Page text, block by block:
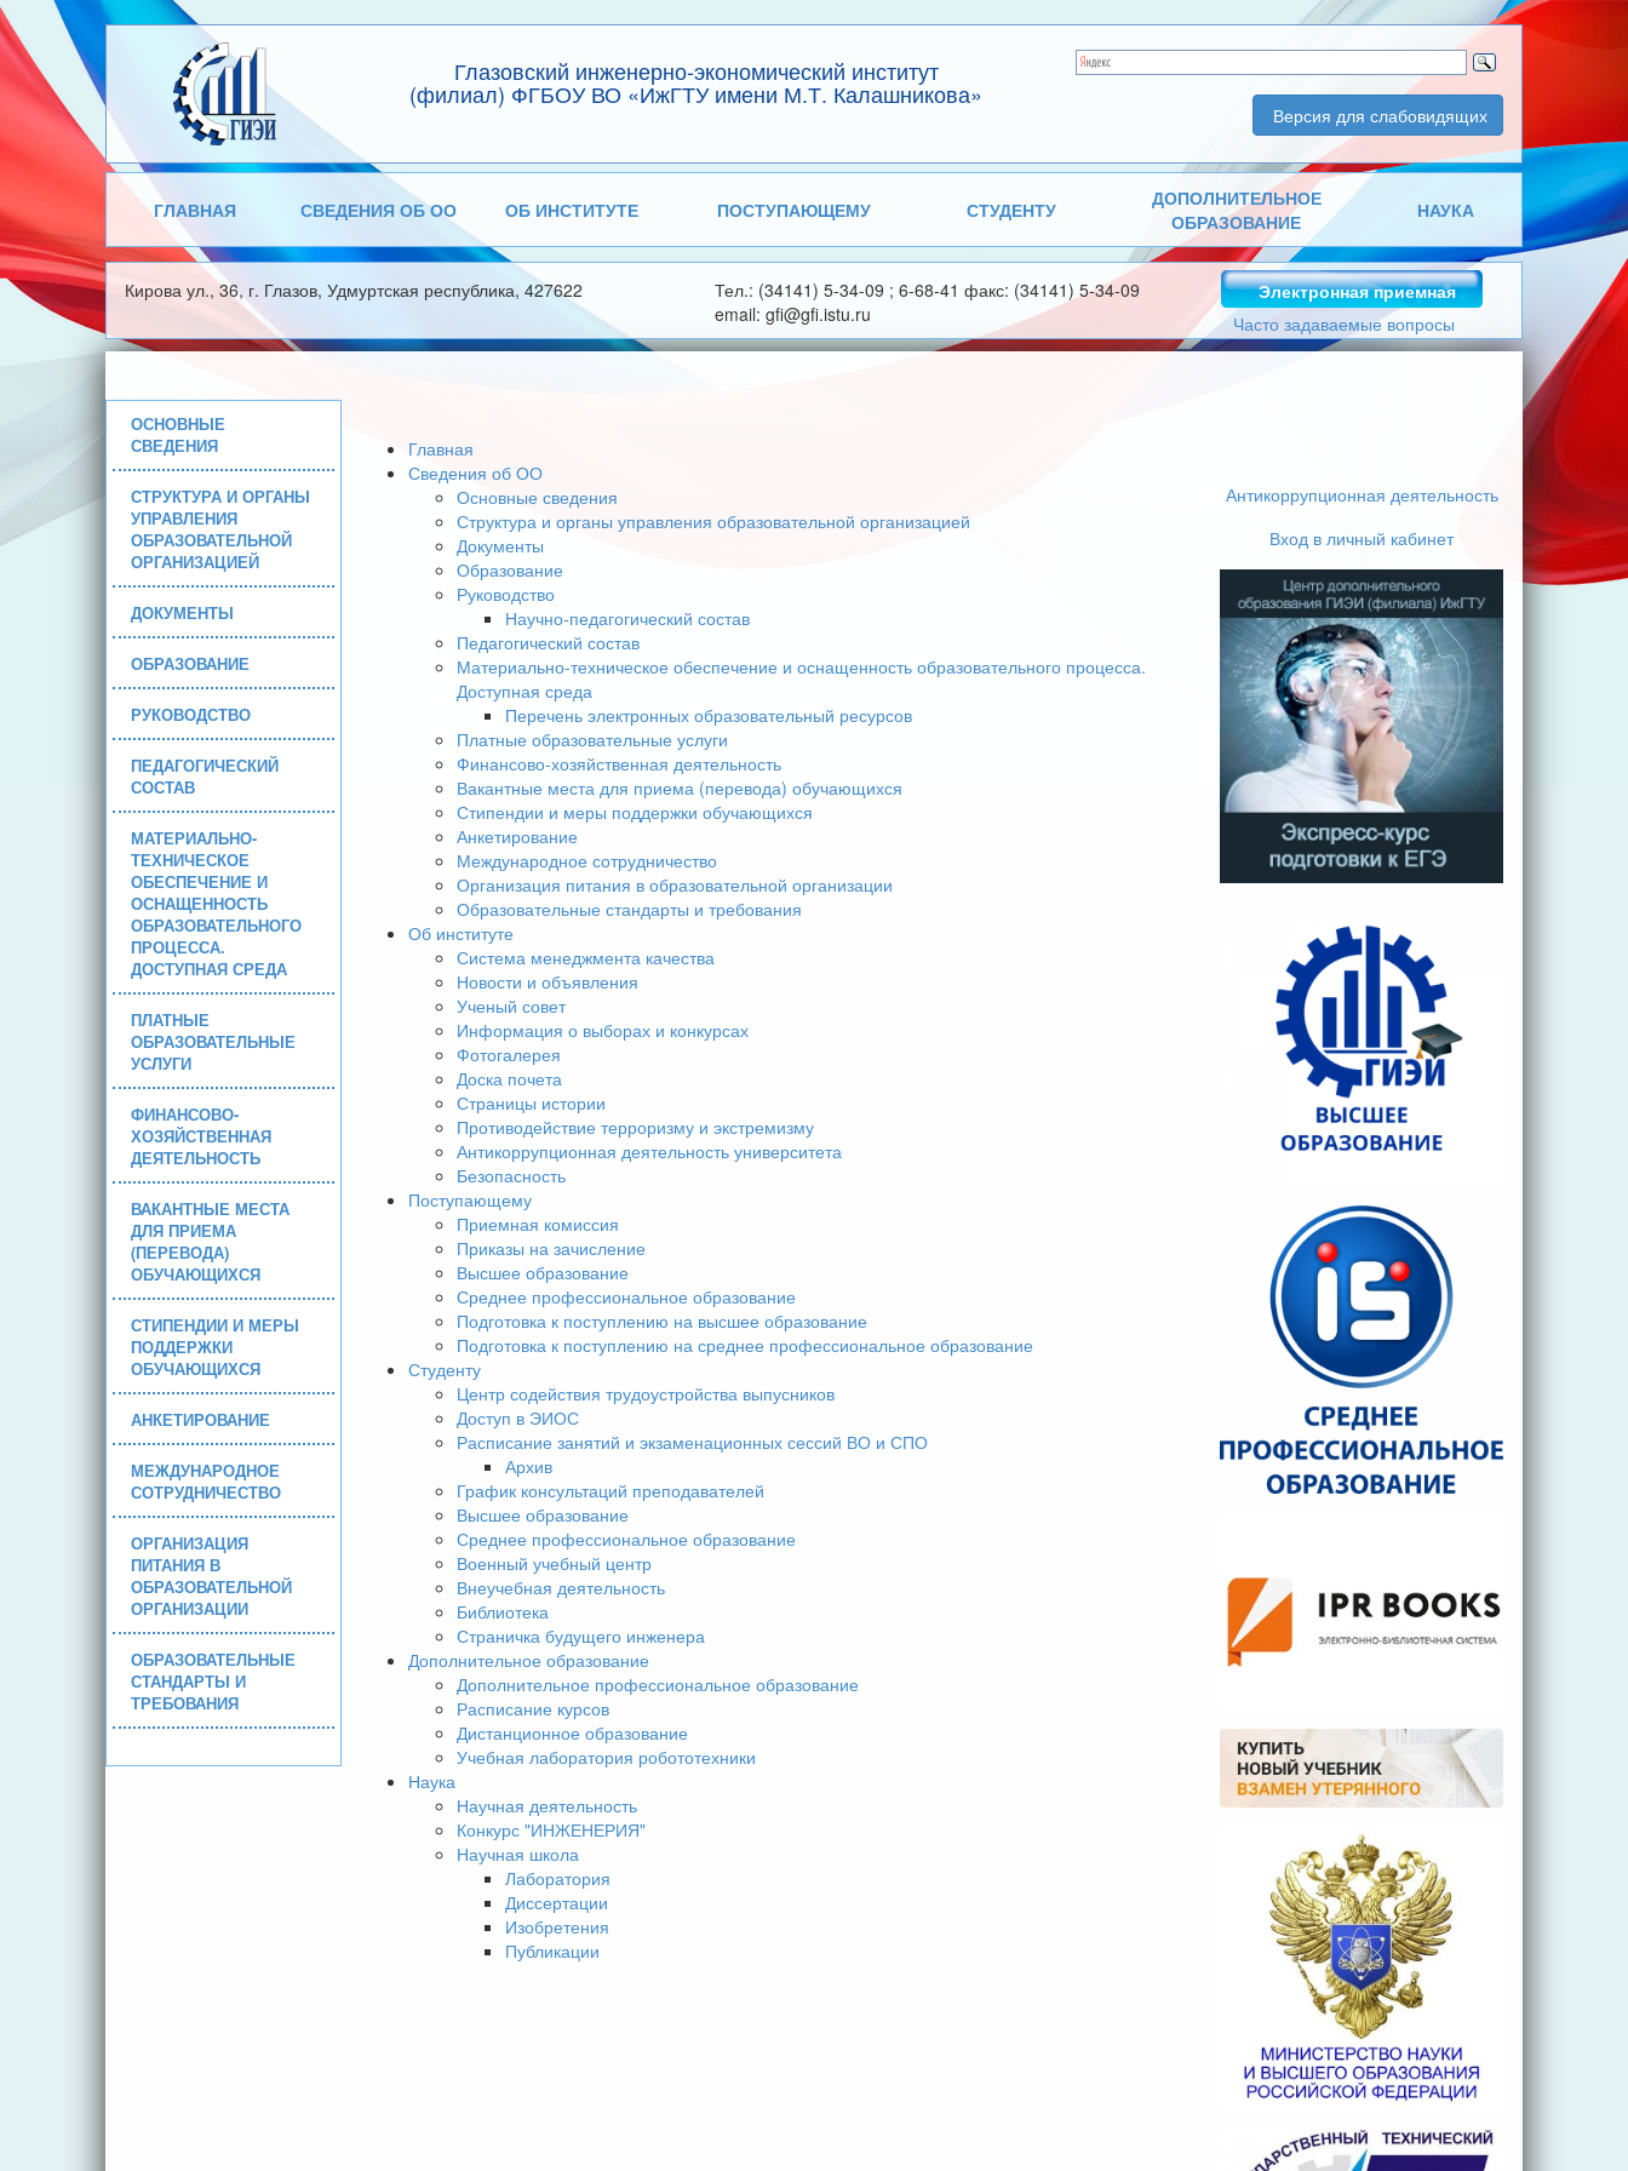
Глазовский инженерно-экономический институт
(филиал) ФГБОУ ВО «ИжГТУ имени М.Т. Калашникова»
Версия для слабовидящих
ГЛАВНАЯ СВЕДЕНИЯ ОБ ОО ОБ ИНСТИТУТЕ ПОСТУПАЮЩЕМУ СТУДЕНТУ
ДОПОЛНИТЕЛЬНОЕ
ОБРАЗОВАНИЕ
НАУКА
Кирова ул., 36, г. Глазов, Удмуртская республика, 427622
Тел.: (34141) 5-34-09 ; 6-68-41 факс: (34141) 5-34-09
email: gfi@gfi.istu.ru
Электронная приемная
Часто задаваемые вопросы
ОСНОВНЫЕ
СВЕДЕНИЯ
СТРУКТУРА И ОРГАНЫ
УПРАВЛЕНИЯ
ОБРАЗОВАТЕЛЬНОЙ
ОРГАНИЗАЦИЕЙ
ДОКУМЕНТЫ
ОБРАЗОВАНИЕ
РУКОВОДСТВО
ПЕДАГОГИЧЕСКИЙ
СОСТАВ
МАТЕРИАЛЬНО-
ТЕХНИЧЕСКОЕ
ОБЕСПЕЧЕНИЕ И
ОСНАЩЕННОСТЬ
ОБРАЗОВАТЕЛЬНОГО
ПРОЦЕССА.
ДОСТУПНАЯ СРЕДА
ПЛАТНЫЕ
ОБРАЗОВАТЕЛЬНЫЕ
УСЛУГИ
ФИНАНСОВО-
ХОЗЯЙСТВЕННАЯ
ДЕЯТЕЛЬНОСТЬ
ВАКАНТНЫЕ МЕСТА
ДЛЯ ПРИЕМА
(ПЕРЕВОДА)
ОБУЧАЮЩИХСЯ
СТИПЕНДИИ И МЕРЫ
ПОДДЕРЖКИ
ОБУЧАЮЩИХСЯ
АНКЕТИРОВАНИЕ
МЕЖДУНАРОДНОЕ
СОТРУДНИЧЕСТВО
ОРГАНИЗАЦИЯ
ПИТАНИЯ В
ОБРАЗОВАТЕЛЬНОЙ
ОРГАНИЗАЦИИ
ОБРАЗОВАТЕЛЬНЫЕ
СТАНДАРТЫ И
ТРЕБОВАНИЯ
Главная
Сведения об ОО
Основные сведения
Структура и органы управления образовательной организацией
Документы
Образование
Руководство
Научно-педагогический состав
Педагогический состав
Материально-техническое обеспечение и оснащенность образовательного процесса.
Доступная среда
Перечень электронных образовательный ресурсов
Платные образовательные услуги
Финансово-хозяйственная деятельность
Вакантные места для приема (перевода) обучающихся
Стипендии и меры поддержки обучающихся
Анкетирование
Международное сотрудничество
Организация питания в образовательной организации
Образовательные стандарты и требования
Об институте
Система менеджмента качества
Новости и объявления
Ученый совет
Информация о выборах и конкурсах
Фотогалерея
Доска почета
Страницы истории
Противодействие терроризму и экстремизму
Антикоррупционная деятельность университета
Безопасность
Поступающему
Приемная комиссия
Приказы на зачисление
Высшее образование
Среднее профессиональное образование
Подготовка к поступлению на высшее образование
Подготовка к поступлению на среднее профессиональное образование
Студенту
Центр содействия трудоустройства выпусников
Доступ в ЭИОС
Расписание занятий и экзаменационных сессий ВО и СПО
Архив
График консультаций преподавателей
Высшее образование
Среднее профессиональное образование
Военный учебный центр
Внеучебная деятельность
Библиотека
Страничка будущего инженера
Дополнительное образование
Дополнительное профессиональное образование
Расписание курсов
Дистанционное образование
Учебная лаборатория робототехники
Наука
Научная деятельность
Конкурс "ИНЖЕНЕРИЯ"
Научная школа
Лаборатория
Диссертации
Изобретения
Публикации
Антикоррупционная деятельность
Вход в личный кабинет